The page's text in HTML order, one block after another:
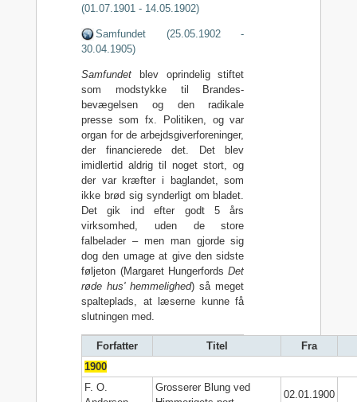
(01.07.1901 - 14.05.1902)
Samfundet (25.05.1902 -
30.04.1905)
Samfundet blev oprindelig stiftet
som modstykke til Brandes-
bevægelsen og den radikale
presse som fx. Politiken, og var
organ for de arbejdsgiverforeninger,
der financierede det. Det blev
imidlertid aldrig til noget stort, og
der var kræfter i baglandet, som
ikke brød sig synderligt om bladet.
Det gik ind efter godt 5 års
virksomhed, uden de store
falbelader – men man gjorde sig
dog den umage at give den sidste
føljeton (Margaret HungerfordsDet
røde hus' hemmelighed) så meget
spalteplads, at læserne kunne få
slutningen med.
Forfatter Titel
Fra
1900
F. O.
Grosserer Blung ved
02.01.1900